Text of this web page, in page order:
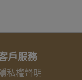
戶服務
私權聲明